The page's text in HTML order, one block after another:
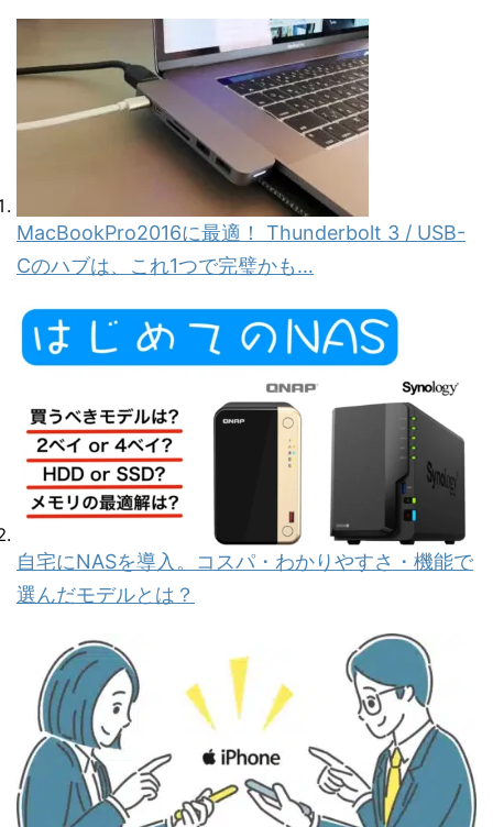
MacBookPro2016に最適！ Thunderbolt 3 / USB-
Cのハブは、これ1つで完璧かも…
自宅にNASを導入。コスパ・わかりやすさ・機能で
選んだモデルとは？